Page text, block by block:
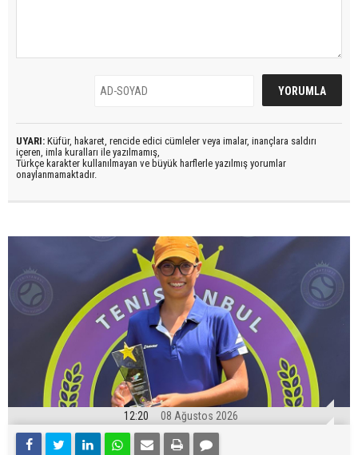
UYARI: Küfür, hakaret, rencide edici cümleler veya imalar, inançlara saldırı
içeren, imla kuralları ile yazılmamış,
Türkçe karakter kullanılmayan ve büyük harflerle yazılmış yorumlar
onaylanmamaktadır.
12:20 08 Ağustos 2026